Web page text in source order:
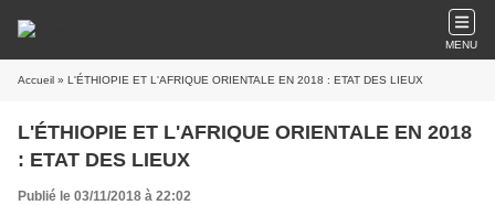
MENU
Accueil » L'ÉTHIOPIE ET L'AFRIQUE ORIENTALE EN 2018 : ETAT DES LIEUX
L'ÉTHIOPIE ET L'AFRIQUE ORIENTALE EN 2018
: ETAT DES LIEUX
Publié le 03/11/2018 à 22:02